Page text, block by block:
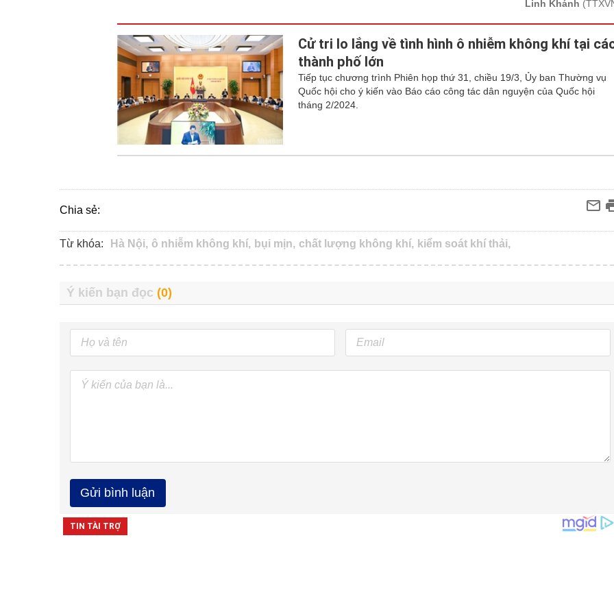
Linh Khánh
Cử tri lo lắng về tình hình ô nhiễm không khí tại
thành phố lớn
Tiếp tục chương trình Phiên họp thứ 31, chiều 19/3, Ủy ban Thường vụ
Quốc hội cho ý kiến vào Báo cáo công tác dân nguyện của Quốc hội
tháng 2/2024.
Chia sẻ:
Từ khóa: Hà Nội, ô nhiễm không khí, bụi mịn, chất lượng không khí, kiểm soát khí thải,